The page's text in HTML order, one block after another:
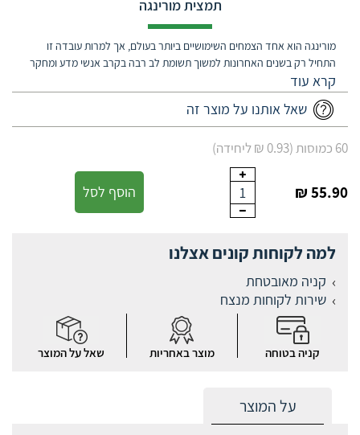
תמצית מורינגה
מורינגה הוא אחד הצמחים השימושיים ביותר בעולם, אך למרות עובדה זו
התחיל רק בשנים האחרונות למשוך תשומת לב רבה בקרב אנשי מדע ומחקר
אשר החשיבו אותו ל"תגלית" אחרונה של המדע המודרני
שאל אותנו על מוצר זה
60 כמוסות (0.93 ₪ ליחידה)
55.90 ₪
1 הוסף לסל
למה לקוחות קונים אצלנו
קניה מאובטחת
שירות לקוחות מנצח
קניה בטוחה מוצר באחריות שאל על המוצר
על המוצר